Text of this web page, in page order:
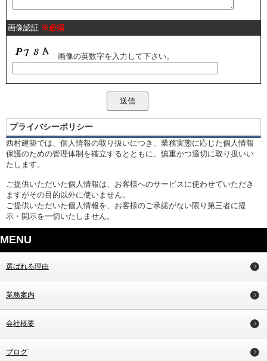
画像認証 ※必須
画像の英数字を入力して下さい。
プライバシーポリシー
西村建築では、個人情報の取り扱いにつき、業務実態に応じた個人情報
保護のための管理体制を確立するとともに、慎重かつ適切に取り扱いい
たします。
ご提供いただいた個人情報は、お客様へのサービスに使わせていただき
ますがその目的以外に使いません。
ご提供いただいた個人情報を、お客様のご承諾がない限り第三者に提
示・開示を一切いたしません。
MENU
選ばれる理由
業務案内
会社概要
ブログ